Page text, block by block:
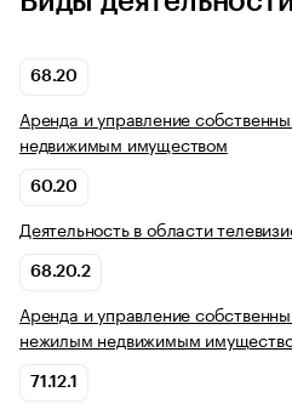
68.20
Аренда и управление
недвижимым имуществом
60.20
Деятельность в области
68.20.2
Аренда и управление
нежилым недвижимым
71.12.1